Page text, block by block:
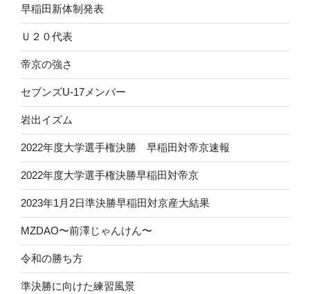
早稲田新体制発表
Ｕ２０代表
帝京の強さ
セブンズU-17メンバー
岩出イズム
2022年度大学選手権決勝 早稲田対帝京速報
2022年度大学選手権決勝早稲田対帝京
2023年1月2日準決勝早稲田対京産大結果
MZDAO〜前澤じゃんけん〜
令和の勝ち方
準決勝に向けた練習風景